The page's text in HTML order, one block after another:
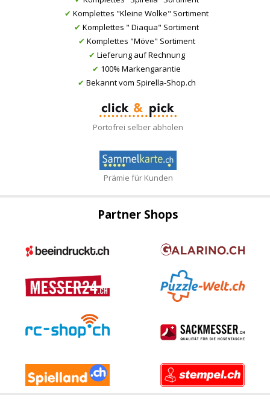
✔ Komplettes "Kleine Wolke" Sortiment
✔ Komplettes " Diaqua" Sortiment
✔ Komplettes "Möve" Sortiment
✔ Lieferung auf Rechnung
✔ 100% Markengarantie
✔ Bekannt vom Spirella-Shop.ch
Portofrei selber abholen
Prämie für Kunden
Partner Shops